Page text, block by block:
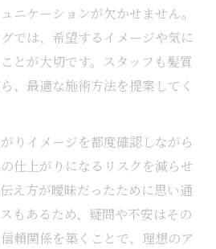
ニケーションが欠かせません。
では、希望するイメージや気に
とが大切です。スタッフも髪質
、最適な施術方法を提案してく
りイメージを都度確認しながら
仕上がりになるリスクを減らせ
え方が曖昧だったために思い通
もあるため、疑問や不安はその
頼関係を築くことで、理想のア